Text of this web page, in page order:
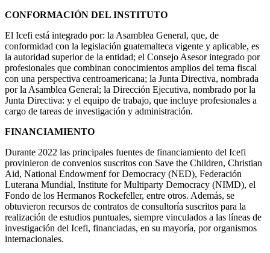
CONFORMACIÓN DEL INSTITUTO
El Icefi está integrado por: la Asamblea General, que, de
conformidad con la legislación guatemalteca vigente y aplicable, es
la autoridad superior de la entidad; el Consejo Asesor integrado por
profesionales que combinan conocimientos amplios del tema fiscal
con una perspectiva centroamericana; la Junta Directiva, nombrada
por la Asamblea General; la Dirección Ejecutiva, nombrado por la
Junta Directiva: y el equipo de trabajo, que incluye profesionales a
cargo de tareas de investigación y administración.
FINANCIAMIENTO
Durante 2022 las principales fuentes de financiamiento del Icefi
provinieron de convenios suscritos con Save the Children, Christian
Aid, National Endowmenf for Democracy (NED), Federación
Luterana Mundial, Institute for Multiparty Democracy (NIMD), el
Fondo de los Hermanos Rockefeller, entre otros. Además, se
obtuvieron recursos de contratos de consultoría suscritos para la
realización de estudios puntuales, siempre vinculados a las líneas de
investigación del Icefi, financiadas, en su mayoría, por organismos
internacionales.